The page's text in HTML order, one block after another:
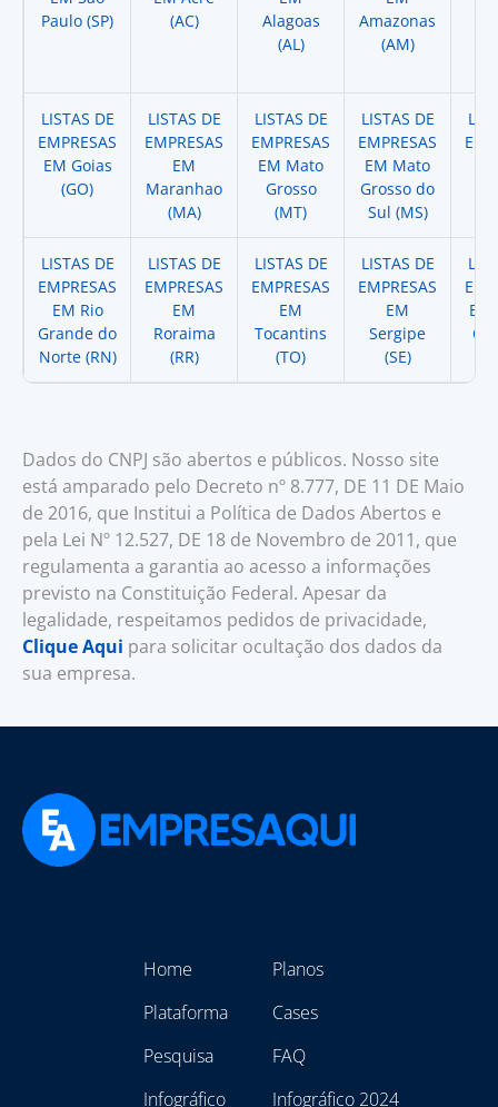
Paulo (SP)
(AC)
Alagoas
(AL)
Amazonas
(AM)
LISTAS DE
EMPRESAS
EM Goias
(GO)
LISTAS DE
EMPRESAS
EM
Maranhao
(MA)
LISTAS DE
EMPRESAS
EM Mato
Grosso
(MT)
LISTAS DE
EMPRESAS
EM Mato
Grosso do
Sul (MS)
LISTAS DE
EMPRESAS
EM Rio
Grande do
Norte (RN)
LISTAS DE
EMPRESAS
EM
Roraima
(RR)
LISTAS DE
EMPRESAS
EM
Tocantins
(TO)
LISTAS DE
EMPRESAS
EM
Sergipe
(SE)
EM
Dados do CNPJ são abertos e públicos. Nosso site
está amparado pelo Decreto nº 8.777, DE 11 DE Maio
de 2016, que Institui a Política de Dados Abertos e
pela Lei Nº 12.527, DE 18 de Novembro de 2011, que
regulamenta a garantia ao acesso a informações
previsto na Constituição Federal. Apesar da
legalidade, respeitamos pedidos de privacidade,
Clique Aqui para solicitar ocultação dos dados da
sua empresa.
Home
Plataforma
Pesquisa
Infográfico
Planos
Cases
FAQ
Infográfico 2024